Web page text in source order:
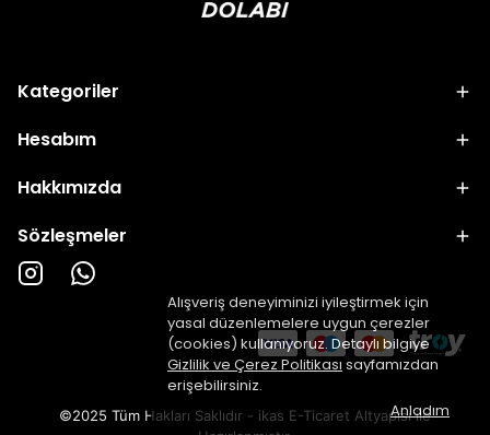
Alışveriş deneyiminizi iyileştirmek için
yasal düzenlemelere uygun çerezler
(cookies) kullanıyoruz. Detaylı bilgiye
Gizlilik ve Çerez Politikası sayfamızdan
erişebilirsiniz.
Anladım
Kategoriler
Hesabım
Hakkımızda
Sözleşmeler
©2025 Tüm Hakları Saklıdır - ikas E-Ticaret Altyapısı ile